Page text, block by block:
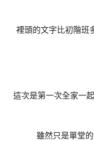
裡頭的文字比初階班
這次是第一次全家一
雖然只是單堂